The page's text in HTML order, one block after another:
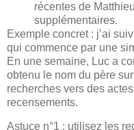
récentes de
supplémentaires.
Exemple concret : j’ai
qui commence par une
En une semaine, Luc a
obtenu le nom du père
recherches vers des
recensements.
Astuce n°1 : utilisez les